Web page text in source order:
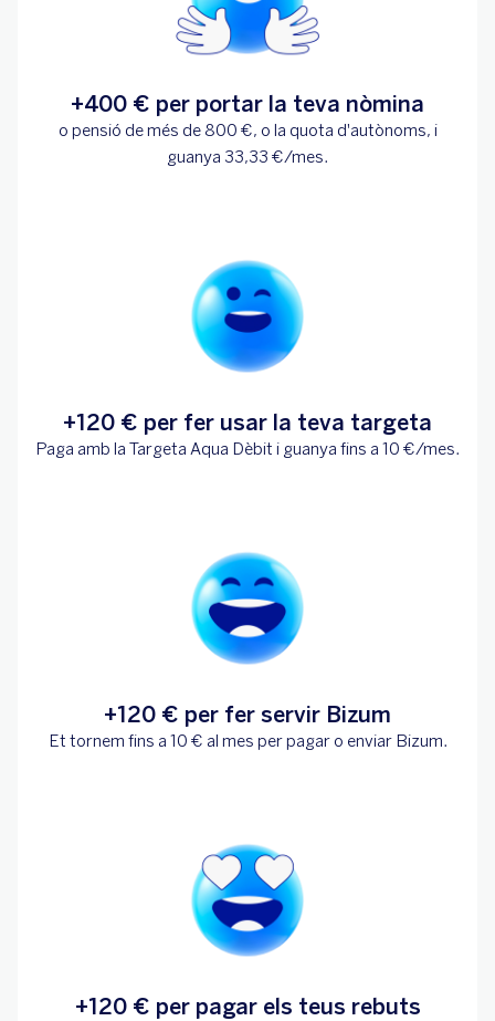
+400 € per portar la teva nòmina
o pensió de més de 800 €, o la quota d'autònoms, i
guanya 33,33 €/mes.
+120 € per fer usar la teva targeta
Paga amb la Targeta Aqua Dèbit i guanya fins a 10 €/mes.
+120 € per fer servir Bizum
Et tornem fins a 10 € al mes per pagar o enviar Bizum.
+120 € per pagar els teus rebuts